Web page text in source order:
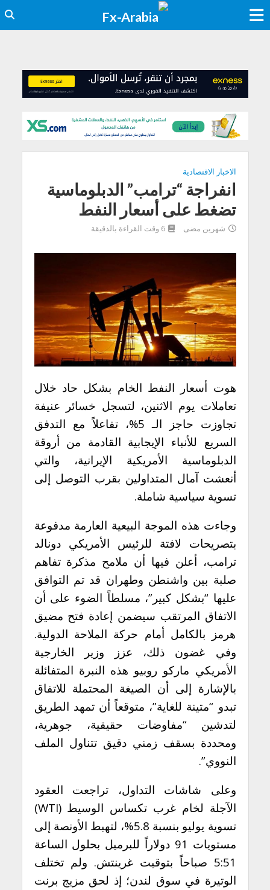
الاخبار الاقتصادية
انفراجة “ترامب” الدبلوماسية
تضغط على أسعار النفط
شهرين مضى 6 وقت القراءة بالدقيقة
هوت أسعار النفط الخام بشكل حاد خلال
تعاملات يوم الاثنين، لتسجل خسائر عنيفة
تجاوزت حاجز الـ 5%، تفاعلاً مع التدفق
السريع للأنباء الإيجابية القادمة من أروقة
الدبلوماسية الأمريكية الإيرانية، والتي
أنعشت آمال المتداولين بقرب التوصل إلى
تسوية سياسية شاملة.
وجاءت هذه الموجة البيعية العارمة مدفوعة
بتصريحات لافتة للرئيس الأمريكي دونالد
ترامب، أعلن فيها أن ملامح مذكرة تفاهم
صلبة بين واشنطن وطهران قد تم التوافق
عليها “بشكل كبير”، مسلطاً الضوء على أن
الاتفاق المرتقب سيضمن إعادة فتح مضيق
هرمز بالكامل أمام حركة الملاحة الدولية.
وفي غضون ذلك، عزز وزير الخارجية
الأمريكي ماركو روبيو هذه النبرة المتفائلة
بالإشارة إلى أن الصيغة المحتملة للاتفاق
تبدو “متينة للغاية”، متوقعاً أن تمهد الطريق
لتدشين “مفاوضات حقيقية، جوهرية،
ومحددة بسقف زمني دقيق تتناول الملف
النووي”.
وعلى شاشات التداول، تراجعت العقود
الآجلة لخام غرب تكساس الوسيط (WTI)
تسوية يوليو بنسبة 5.8%، لتهبط الأونصة إلى
مستويات 91 دولاراً للبرميل بحلول الساعة
5:51 صباحاً بتوقيت غرينتش. ولم تختلف
الوتيرة في سوق لندن؛ إذ لحق مزيج برنت